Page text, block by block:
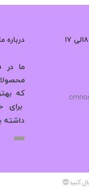
هفت روز هفته ، ساعت ۸الی ۱۷
درباره
ما در
که
برای
داشته
کنید😍